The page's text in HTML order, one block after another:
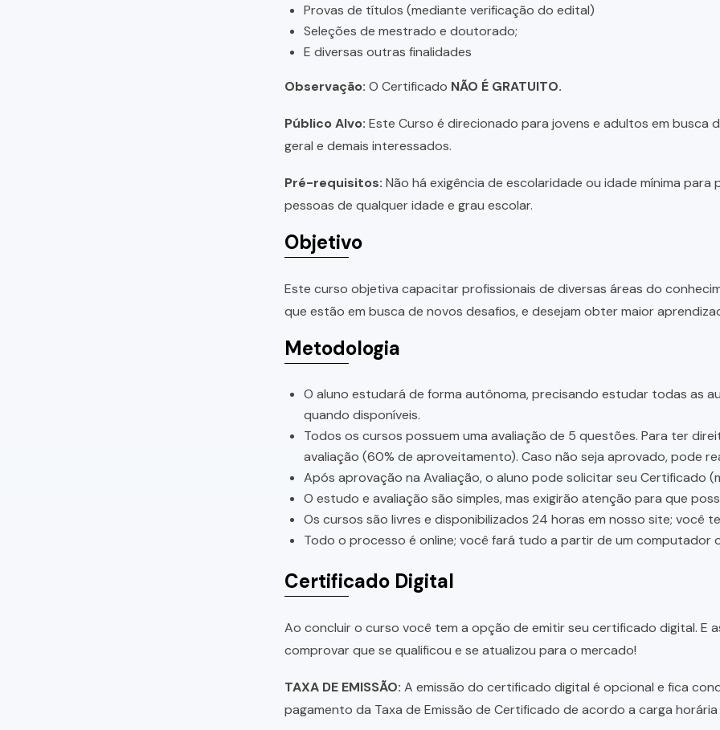
Provas de títulos (mediante verificação do edital)
Seleções de mestrado e doutorado;
E diversas outras finalidades
Observação: O Certificado NÃO É GRATUITO.
Público Alvo: Este Curso é direcionado para jovens e adultos em busca
geral e demais interessados.
Pré-requisitos: Não há exigência de escolaridade ou idade mínima
pessoas de qualquer idade e grau escolar.
Objetivo
Este curso objetiva capacitar profissionais de diversas áreas do
que estão em busca de novos desafios, e desejam obter maior
Metodologia
O aluno estudará de forma autônoma, precisando estudar todas as
quando disponíveis.
Todos os cursos possuem uma avaliação de 5 questões. Para ter
avaliação (60% de aproveitamento). Caso não seja aprovado, pode
Após aprovação na Avaliação, o aluno pode solicitar seu Certificado
O estudo e avaliação são simples, mas exigirão atenção para que
Os cursos são livres e disponibilizados 24 horas em nosso site;
Todo o processo é online; você fará tudo a partir de um computador
Certificado Digital
Ao concluir o curso você tem a opção de emitir seu certificado digital. E
comprovar que se qualificou e se atualizou para o mercado!
TAXA DE EMISSÃO: A emissão do certificado digital é opcional e fica
pagamento da Taxa de Emissão de Certificado de acordo a carga